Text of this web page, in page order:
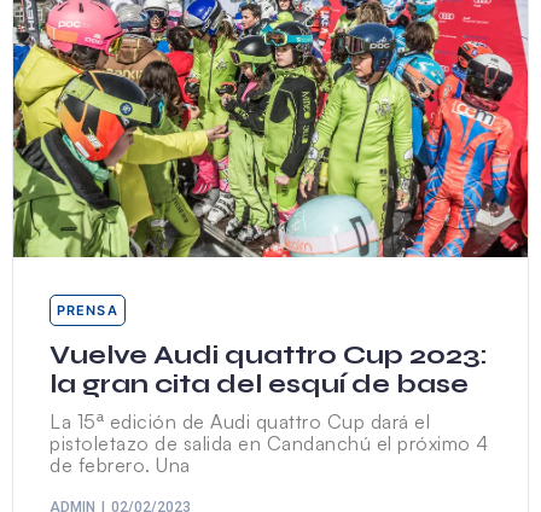
PRENSA
Vuelve Audi quattro Cup 2023:
la gran cita del esquí de base
La 15ª edición de Audi quattro Cup dará el
pistoletazo de salida en Candanchú el próximo 4
de febrero. Una
ADMIN 02/02/2023